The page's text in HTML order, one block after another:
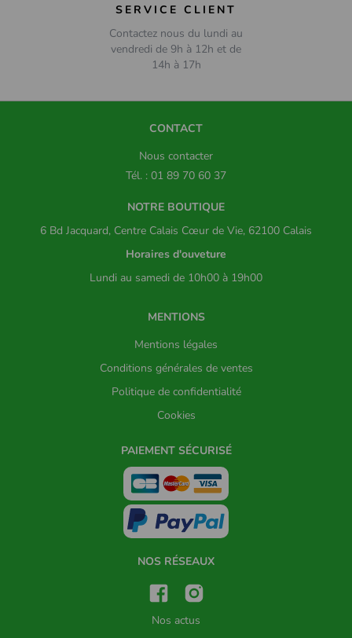
SERVICE CLIENT
Contactez nous du lundi au
vendredi de 9h à 12h et de
14h à 17h
CONTACT
Nous contacter
Tél. : 01 89 70 60 37
NOTRE BOUTIQUE
6 Bd Jacquard, Centre Calais Cœur de Vie, 62100 Calais
Horaires d'ouveture
Lundi au samedi de 10h00 à 19h00
MENTIONS
Mentions légales
Conditions générales de ventes
Politique de confidentialité
Cookies
PAIEMENT SÉCURISÉ
NOS RÉSEAUX
Nos actus